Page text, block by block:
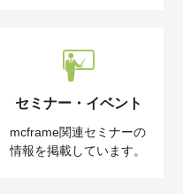
セミナー・イベント
mcframe関連セミナーの
情報を掲載しています。